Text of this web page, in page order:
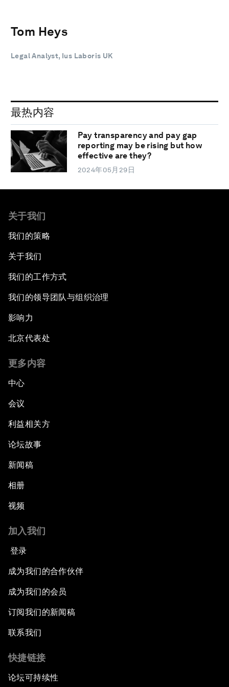
Tom Heys
Legal Analyst, Ius Laboris UK
最热内容
Pay transparency and pay gap
reporting may be rising but how
effective are they?
2024年05月29日
关于我们
我们的策略
关于我们
我们的工作方式
我们的领导团队与组织治理
影响力
北京代表处
更多内容
中心
会议
利益相关方
论坛故事
新闻稿
相册
视频
加入我们
登录
成为我们的合作伙伴
成为我们的会员
订阅我们的新闻稿
联系我们
快捷链接
论坛可持续性